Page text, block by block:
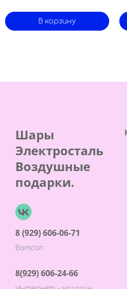
В корзину
Шары
Электросталь
Воздушные
подарки.
8 (929) 606-06-71
Ватсап
8(929) 606-24-66